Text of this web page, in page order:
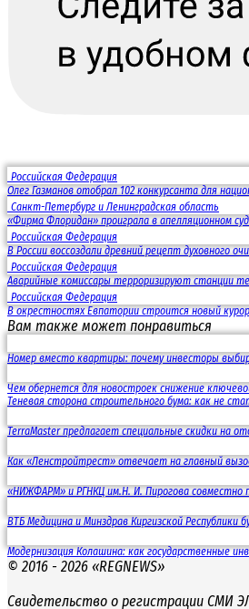
Российская Федерация
Олег Газманов отобрал 102 конкурсанта для
Санкт-Петербург и Ленинградская область
«Фирма Флоридан» проиграла в апелляционном
Российская Федерация
В России воссоздали древний рецепт духовного
Российская Федерация
Аварийные комиссары терроризируют станции
Российская Федерация
В окрестностях Евпатории строится новый
Вам также может понравиться
Номер вместо квартиры: почему инвесторы
Чем обернется для новостроек снижение
Теневая сторона строительного бума: как не
TerraMaster предлагает специальные скидки на
Как «Ленстройтрест» отвечает на главный
«НИЖФАРМ» и РГНКЦ им.Н. И. Пирогова совместно
ВТБ Медицина и Минздрав Киргизской Республики
Модернизация Колашина: как государственные
© 2016 - 2026 «REGNEWS»
Свидетельство о регистрации СМИ